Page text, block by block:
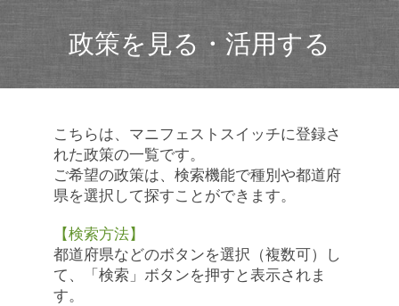
政策を見る・活用する
こちらは、マニフェストスイッチに登録さ
れた政策の一覧です。
ご希望の政策は、検索機能で種別や都道府
県を選択して探すことができます。
【検索方法】
都道府県などのボタンを選択（複数可）し
て、「検索」ボタンを押すと表示されま
す。